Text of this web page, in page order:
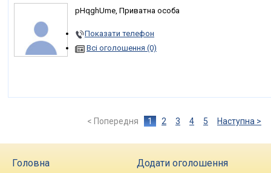
pHqghUme, Приватна особа
Показати телефон
Всі оголошення (0)
< Попередня 1 2 3 4 5 Наступна >
Головна
Додати оголошення